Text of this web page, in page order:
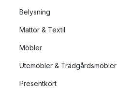
Belysning
Mattor & Textil
Möbler
Utemöbler & Trädgårdsmöbler
Presentkort